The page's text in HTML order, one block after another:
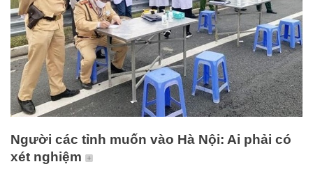
Người các tỉnh muốn vào Hà Nội: Ai phải có
xét nghiệm